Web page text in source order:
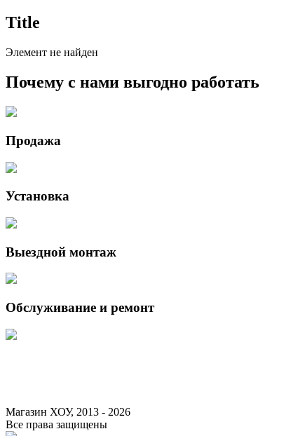
Title
Элемент не найден
Почему с нами выгодно работать
Продажа
Установка
Выездной монтаж
Обслуживание и ремонт
Магазин ХОУ, 2013 - 2026
Все права защищены